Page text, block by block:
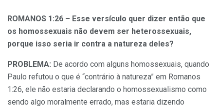
ROMANOS 1:26 – Esse versículo quer dizer então que
os homossexuais não devem ser heterossexuais,
porque isso seria ir contra a natureza deles?
PROBLEMA: De acordo com alguns homossexuais, quando
Paulo refutou o que é “contrário à natureza” em Romanos
1:26, ele não estaria declarando o homossexualismo como
sendo algo moralmente errado, mas estaria dizendo